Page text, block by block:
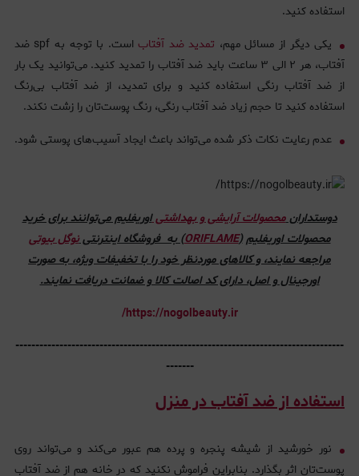
استفاده کنید.
یکی دیگر از مسائل مهم، تمدید ضد آفتاب
است. با توجه به spf ضد
آفتاب‌، هر ۲ الی ۳ ساعت باید ضد آفتاب را تمدید کنید. می‌توانید یک‌ بار
از ضد آفتاب رنگی استفاده کنید و برای تمدید، از ضد آفتاب بی‌رنگ
استفاده کنید تا حجم زیاد ضد آفتاب رنگی، رنگ پوست‌تان را زشت نکند.
عدم رعایت نکات ذکر شده می‌تواند باعث ایجاد آسیب‌های پوستی شود.
دوستدارانمحصولات آرایشی و بهداشتیاوریفلیم می‌توانند برای خرید
محصولات اوریفلیم(
ORIFLAME) به فروشگاه اینترنتینوگل بیوتی
مراجعه نمایند، و کالاهای موردنظر خود را با تخفیفات ویژه، به صورت
اورجینال و اصل، دارای کد اصالت کالا و ضمانت دریافت نمایند.
https://nogolbeauty.ir/
----------------------------------------------------------------------------------
-------
استفاده از ضد آفتاب در منزل
نور خورشید از شیشه پنجره و پرده هم عبور می‌کند و می‌تواند روی
پوست‌تان اثر بگذارد. بنابراین فراموش نکنید که در خانه هم از ضد آفتاب